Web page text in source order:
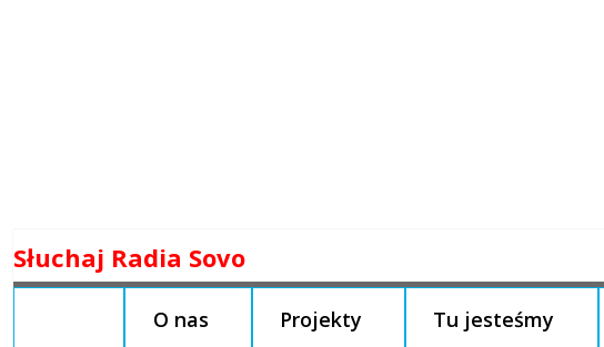
to
Słuchaj Radia Sovo
O nas Projekty Tu jesteśmy